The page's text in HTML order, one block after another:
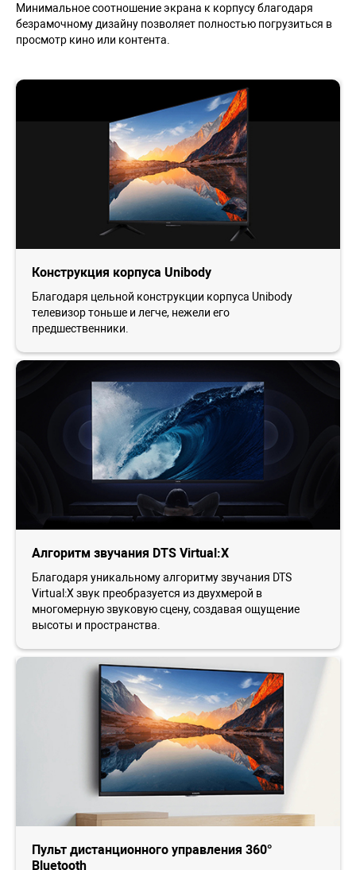
Минимальное соотношение экрана к корпусу благодаря
безрамочному дизайну позволяет полностью погрузиться в
просмотр кино или контента.
Конструкция корпуса Unibody
Благодаря цельной конструкции корпуса Unibody
телевизор тоньше и легче, нежели его
предшественники.
Алгоритм звучания DTS Virtual:X
Благодаря уникальному алгоритму звучания DTS
Virtual:X звук преобразуется из двухмерой в
многомерную звуковую сцену, создавая ощущение
высоты и пространства.
Пульт дистанционного управления 360°
Bluetooth